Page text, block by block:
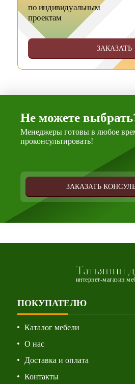
по индивидуальным
проектам
ЗАКАЗАТЬ
Не можете
Менеджеры готовы в любое
проконсультировать!
ЗАКАЗАТЬ
Татьянин
интернет-магазин
ПОКУПАТЕЛЮ
Каталог мебели
О нас
Доставка и оплата
Контакты